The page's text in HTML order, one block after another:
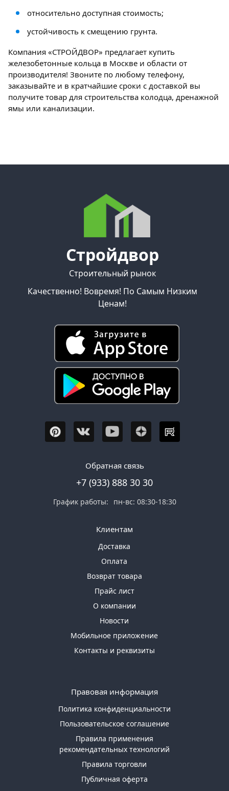
относительно доступная стоимость;
устойчивость к смещению грунта.
Компания «СТРОЙДВОР» предлагает купить
железобетонные кольца в Москве и области от
производителя! Звоните по любому телефону,
заказывайте и в кратчайшие сроки с доставкой вы
получите товар для строительства колодца, дренажной
ямы или канализации.
Стройдвор
Строительный рынок
Качественно! Вовремя! По Самым Низким
Ценам!
Обратная связь
+7 (933) 888 30 30
График работы: пн-вс: 08:30-18:30
Клиентам
Доставка
Оплата
Возврат товара
Прайс лист
О компании
Новости
Мобильное приложение
Контакты и реквизиты
Правовая информация
Политика конфиденциальности
Пользовательское соглашение
Правила применения
рекомендательных технологий
Правила торговли
Публичная оферта